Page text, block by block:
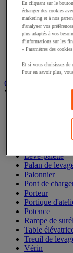
Maillon et
Manille et
Pince de levage
Réa et poulie
Sandow
Tendeur
Gerbeur, palan et
Voir toute la
Chandelle et
Élévateur de
Lève-palette
Palan de
Palonnier
Pont de
Porteur
Portique
Potence
Rampe de
Table
Treuil de
Vérin
En cliquant sur le
échanger des cookies
marketing et à nos
d'analyser vos
plus adaptés à vos
d'informations sur les
« Paramètres des
Et si vous choisissez de
Pour en savoir plus,